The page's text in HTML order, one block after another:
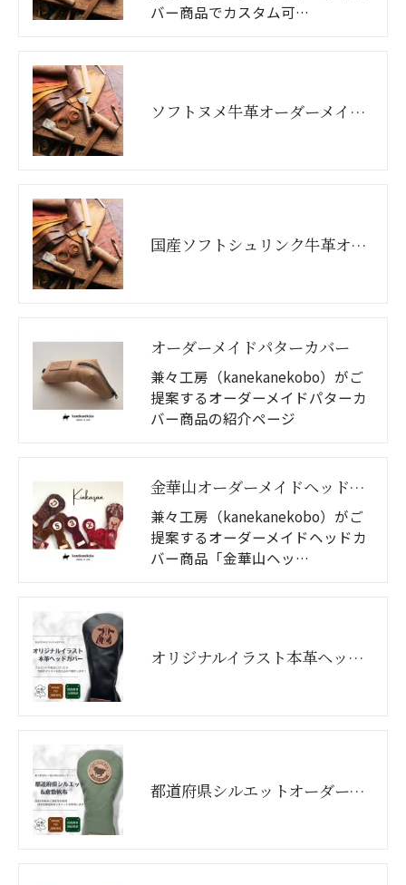
バー商品でカスタム可…
ソフトヌメ牛革オーダーメイドヘッドカバー
国産ソフトシュリンク牛革オーダーメイドヘッドカバー
オーダーメイドパターカバー
兼々工房（kanekanekobo）がご
提案するオーダーメイドパターカ
バー商品の紹介ページ
金華山オーダーメイドヘッドカバー
兼々工房（kanekanekobo）がご
提案するオーダーメイドヘッドカ
バー商品「金華山ヘッ…
オリジナルイラスト本革ヘッドカバー
都道府県シルエットオーダーメイドヘッドカバー